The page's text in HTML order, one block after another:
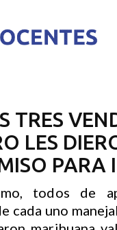
TRES
LES
PARA
todos de
cada uno